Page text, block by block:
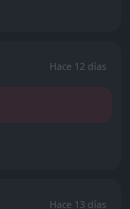
Hace 12 días
Hace 13 días